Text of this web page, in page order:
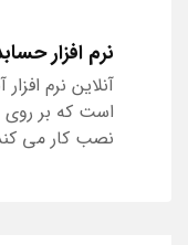
نرم افزار
آنلاین نرم
است که بر روی
نصب کار می